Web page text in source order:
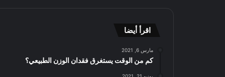
اقرأ أيضا
مارس 6, 2021
كم من الوقت يستغرق فقدان الوزن الطبيعي؟